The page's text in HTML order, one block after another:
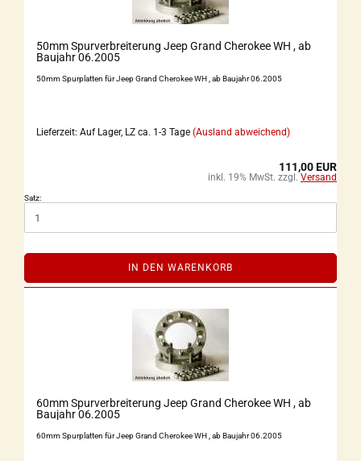
50mm Spurverbreiterung Jeep Grand Cherokee WH , ab
Baujahr 06.2005
50mm Spurplatten für Jeep Grand Cherokee WH , ab Baujahr 06.2005
Lieferzeit: Auf Lager, LZ ca. 1-3 Tage (Ausland abweichend)
111,00 EUR
inkl. 19% MwSt. zzgl. Versand
Satz:
IN DEN WARENKORB
60mm Spurverbreiterung Jeep Grand Cherokee WH , ab
Baujahr 06.2005
60mm Spurplatten für Jeep Grand Cherokee WH , ab Baujahr 06.2005